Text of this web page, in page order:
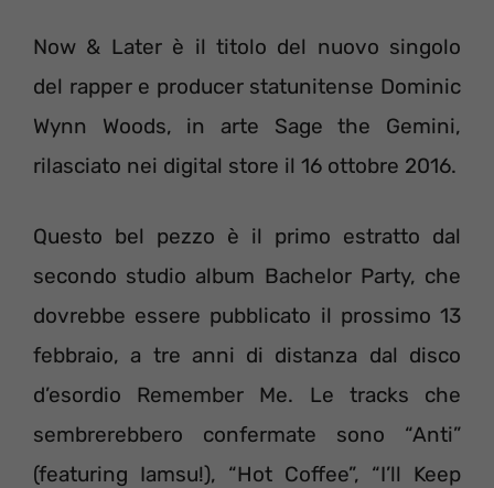
Now & Later è il titolo del nuovo singolo
del rapper e producer statunitense Dominic
Wynn Woods, in arte Sage the Gemini,
rilasciato nei digital store il 16 ottobre 2016.
Questo bel pezzo è il primo estratto dal
secondo studio album Bachelor Party, che
dovrebbe essere pubblicato il prossimo 13
febbraio, a tre anni di distanza dal disco
d’esordio Remember Me. Le tracks che
sembrerebbero confermate sono “Anti”
(featuring Iamsu!), “Hot Coffee”, “I’ll Keep